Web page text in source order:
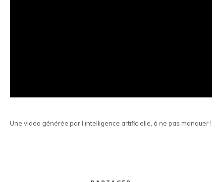
Une vidéo générée par l’intelligence artificielle, à ne pas manquer !